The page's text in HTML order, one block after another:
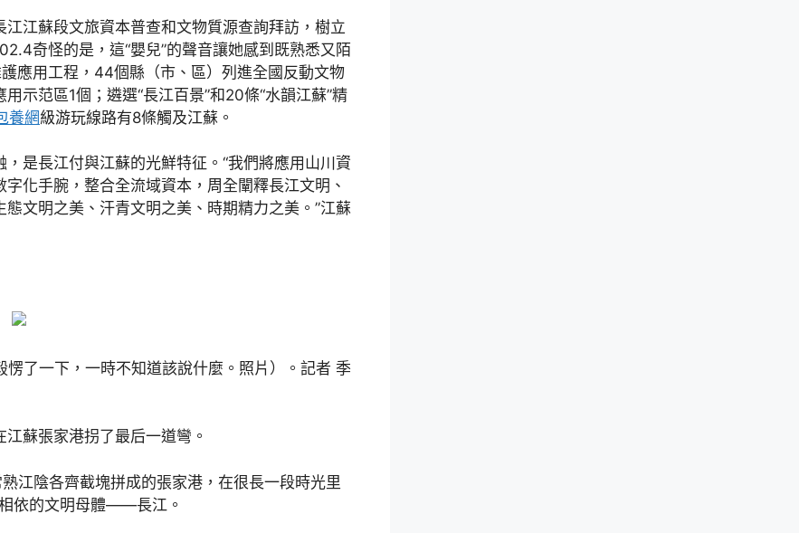
江江蘇段文旅資本普查和文物質源查詢拜訪，樹立
奇怪的是，這“嬰兒”的聲音讓她感到既熟悉又陌
應用工程，44個縣（市、區）列進全國反動文物
示范區1個；遴選“長江百景”和20條“水韻江蘇”精
養網級游玩線路有8條觸及江蘇。
是長江付與江蘇的光鮮特征。“我們將應用山川資
化手腕，整合全流域資本，周全闡釋長江文明、
文明之美、汗青文明之美、時期精力之美。”江蘇
了一下，一時不知道該說什麼。照片）。記者 季
蘇張家港拐了最后一道彎。
江陰各齊截塊拼成的張家港，在很長一段時光里
相依的文明母體——長江。